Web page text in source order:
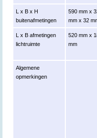
L x B x H
buitenafmetingen
590 mm x
mm x 32
L x B afmetingen
lichtruimte
520 mm x
mm
Algemene
opmerkingen